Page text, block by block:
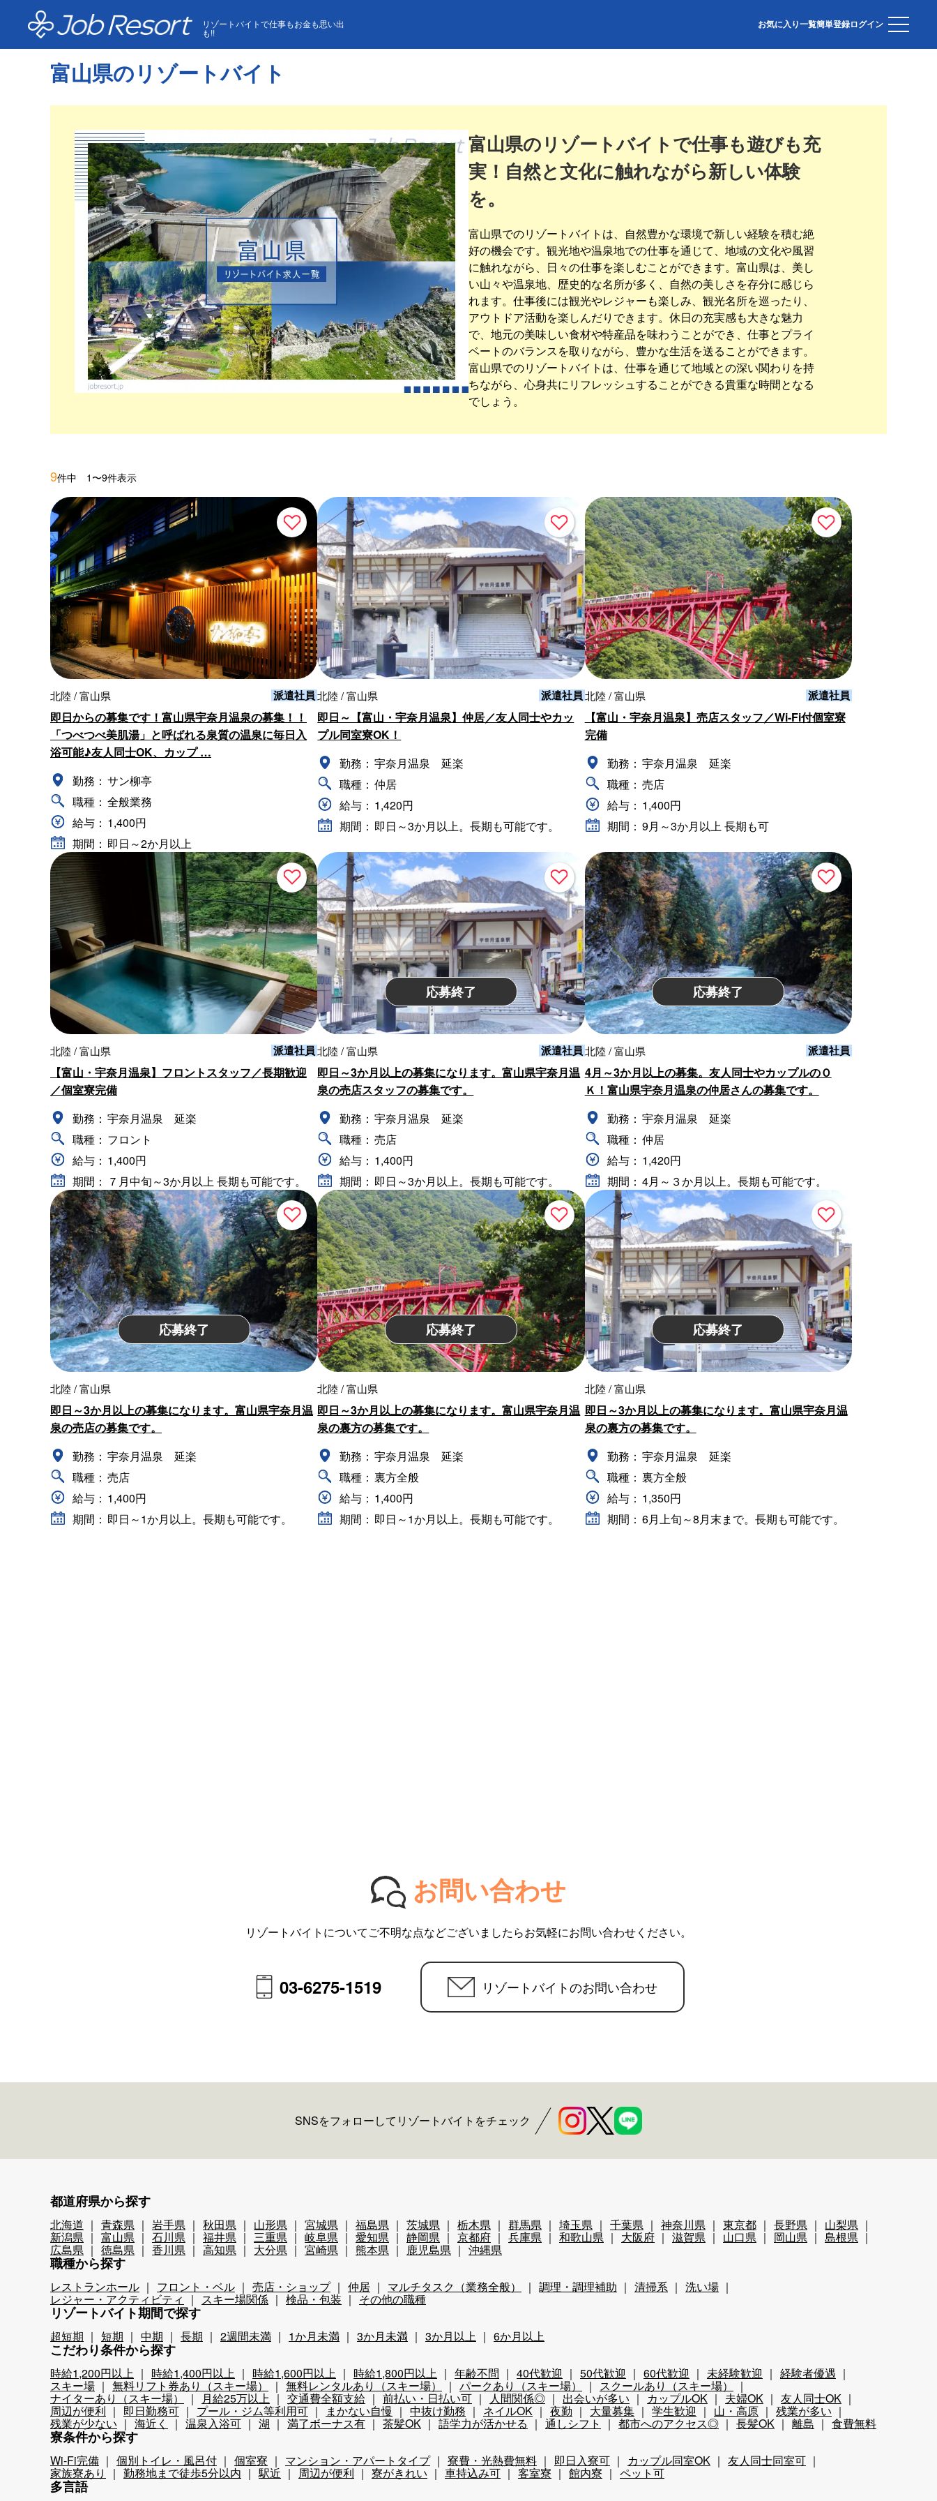
リゾートバイトで仕事もお金も思い出
も!!
お気に入り一覧簡単登録ログイン
HOME 富山県のリゾートバイト
富山県のリゾートバイト
富山県のリゾートバイトで仕事も遊びも充
実！自然と文化に触れながら新しい体験
を。
富山県でのリゾートバイトは、自然豊かな環境で新しい経験を積む絶
好の機会です。観光地や温泉地での仕事を通じて、地域の文化や風習
に触れながら、日々の仕事を楽しむことができます。富山県は、美し
い山々や温泉地、歴史的な名所が多く、自然の美しさを存分に感じら
れます。仕事後には観光やレジャーも楽しみ、観光名所を巡ったり、
アウトドア活動を楽しんだりできます。休日の充実感も大きな魅力
で、地元の美味しい食材や特産品を味わうことができ、仕事とプライ
ベートのバランスを取りながら、豊かな生活を送ることができます。
富山県でのリゾートバイトは、仕事を通じて地域との深い関わりを持
ちながら、心身共にリフレッシュすることができる貴重な時間となる
でしょう。
9件中 1〜9件表示
北陸 / 富山県 派遣社員
即日からの募集です！富山県宇奈月温泉の募集！！
「つべつべ美肌湯」と呼ばれる泉質の温泉に毎日入
浴可能♪友人同士OK、カップ …
勤務： サン柳亭
職種： 全般業務
給与： 1,400円
期間： 即日～2か月以上
北陸 / 富山県 派遣社員
即日～【富山・宇奈月温泉】仲居／友人同士やカッ
プル同室寮OK！
勤務： 宇奈月温泉 延楽
職種： 仲居
給与： 1,420円
期間： 即日～3か月以上。長期も可能です。
北陸 / 富山県 派遣社員
【富山・宇奈月温泉】売店スタッフ／Wi-Fi付個室寮
完備
勤務： 宇奈月温泉 延楽
職種： 売店
給与： 1,400円
期間： 9月～3か月以上 長期も可
北陸 / 富山県 派遣社員
【富山・宇奈月温泉】フロントスタッフ／長期歓迎
／個室寮完備
勤務： 宇奈月温泉 延楽
職種： フロント
給与： 1,400円
期間： ７月中旬～3か月以上 長期も可能です。
応募終了
北陸 / 富山県 派遣社員
即日～3か月以上の募集になります。富山県宇奈月温
泉の売店スタッフの募集です。
勤務： 宇奈月温泉 延楽
職種： 売店
給与： 1,400円
期間： 即日～3か月以上。長期も可能です。
応募終了
北陸 / 富山県 派遣社員
4月～3か月以上の募集。友人同士やカップルのＯ
Ｋ！富山県宇奈月温泉の仲居さんの募集です。
勤務： 宇奈月温泉 延楽
職種： 仲居
給与： 1,420円
期間： 4月～３か月以上。長期も可能です。
応募終了
北陸 / 富山県
即日～3か月以上の募集になります。富山県宇奈月温
泉の売店の募集です。
勤務： 宇奈月温泉 延楽
職種： 売店
給与： 1,400円
期間： 即日～1か月以上。長期も可能です。
応募終了
北陸 / 富山県
即日～3か月以上の募集になります。富山県宇奈月温
泉の裏方の募集です。
勤務： 宇奈月温泉 延楽
職種： 裏方全般
給与： 1,400円
期間： 即日～1か月以上。長期も可能です。
応募終了
北陸 / 富山県
即日～3か月以上の募集になります。富山県宇奈月温
泉の裏方の募集です。
勤務： 宇奈月温泉 延楽
職種： 裏方全般
給与： 1,350円
期間： 6月上旬～8月末まで。長期も可能です。
お問い合わせ
リゾートバイトについてご不明な点などございましたらお気軽にお問い合わせください。
03-6275-1519 リゾートバイトのお問い合わせ
SNSをフォローしてリゾートバイトをチェック
都道府県から探す
北海道 青森県 岩手県 秋田県 山形県 宮城県 福島県 茨城県 栃木県 群馬県 埼玉県 千葉県 神奈川県 東京都 長野県 山梨県
新潟県 富山県 石川県 福井県 三重県 岐阜県 愛知県 静岡県 京都府 兵庫県 和歌山県 大阪府 滋賀県 山口県 岡山県 島根県
広島県 徳島県 香川県 高知県 大分県 宮崎県 熊本県 鹿児島県 沖縄県
職種から探す
レストランホール フロント・ベル 売店・ショップ 仲居 マルチタスク（業務全般） 調理・調理補助 清掃系 洗い場
レジャー・アクティビティ スキー場関係 検品・包装 その他の職種
リゾートバイト期間で探す
超短期 短期 中期 長期 2週間未満 1か月未満 3か月未満 3か月以上 6か月以上
こだわり条件から探す
時給1,200円以上 時給1,400円以上 時給1,600円以上 時給1,800円以上 年齢不問 40代歓迎 50代歓迎 60代歓迎 未経験歓迎 経験者優遇
スキー場 無料リフト券あり（スキー場） 無料レンタルあり（スキー場） パークあり（スキー場） スクールあり（スキー場）
ナイターあり（スキー場） 月給25万以上 交通費全額支給 前払い・日払い可 人間関係◎ 出会いが多い カップルOK 夫婦OK 友人同士OK
周辺が便利 即日勤務可 プール・ジム等利用可 まかない自慢 中抜け勤務 ネイルOK 夜勤 大量募集 学生歓迎 山・高原 残業が多い
残業が少ない 海近く 温泉入浴可 湖 満了ボーナス有 茶髪OK 語学力が活かせる 通しシフト 都市へのアクセス◎ 長髪OK 離島 食費無料
寮条件から探す
Wi-Fi完備 個別トイレ・風呂付 個室寮 マンション・アパートタイプ 寮費・光熱費無料 即日入寮可 カップル同室OK 友人同士同室可
家族寮あり 勤務地まで徒歩5分以内 駅近 周辺が便利 寮がきれい 車持込み可 客室寮 館内寮 ペット可
多言語